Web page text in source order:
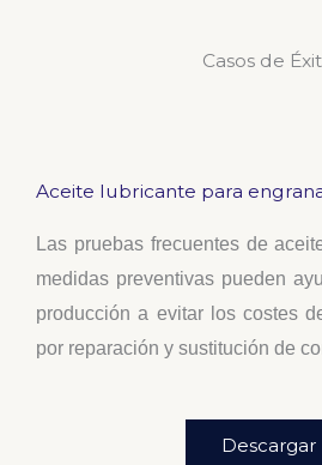
Casos de
Aceite lubricante para
Las pruebas frecuentes de
medidas preventivas pueden
producción a evitar los costes
por reparación y sustitución de
Descargar